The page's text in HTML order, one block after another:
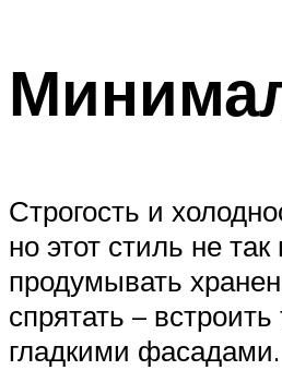
Строгость и
но этот стиль не
продумывать
спрятать –
гладкими фасадами.